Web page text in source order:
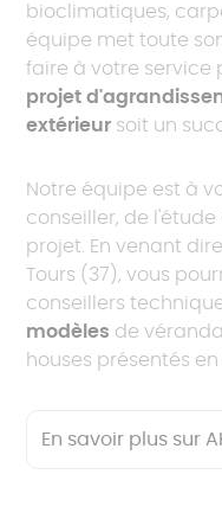
bioclimatiques,
équipe met toute
faire à votre service
projet
extérieur soit un
Notre équipe est à
conseiller, de
projet. En venant
Tours (37), vous
conseillers
modèles de
houses présentés en